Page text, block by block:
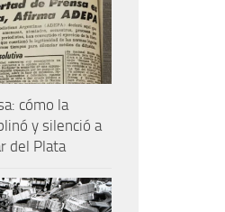
cómo la
y silenció a
del Plata